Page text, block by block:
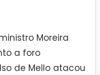
Moreira
a foro
de Mello atacou